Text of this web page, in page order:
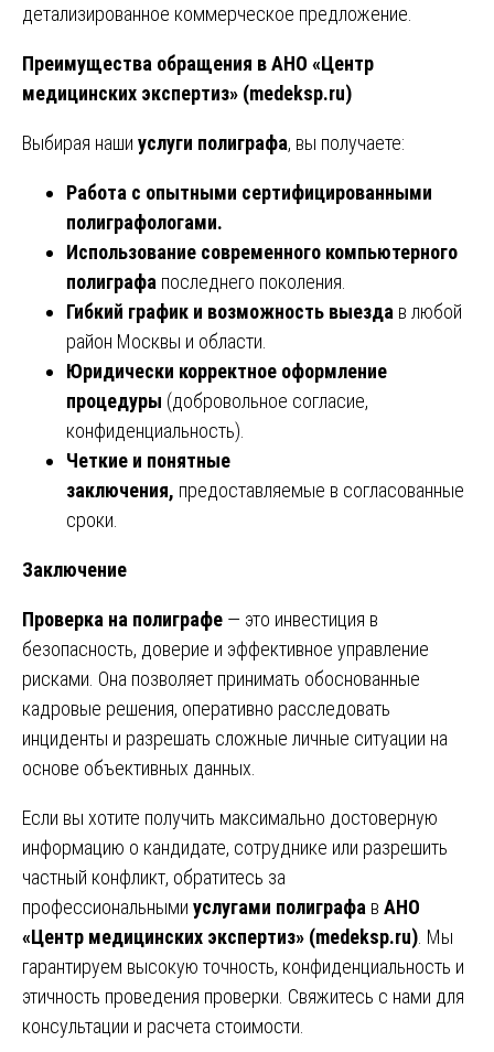
детализированное коммерческое предложение.
Преимущества обращения в АНО «Центр
медицинских экспертиз» (medeksp.ru)
Выбирая наши услуги полиграфа, вы получаете:
Работа с опытными сертифицированными
полиграфологами.
Использование современного компьютерного
полиграфа последнего поколения.
Гибкий график и возможность выезда в любой
район Москвы и области.
Юридически корректное оформление
процедуры (добровольное согласие,
конфиденциальность).
Четкие и понятные
заключения, предоставляемые в согласованные
сроки.
Заключение
Проверка на полиграфе — это инвестиция в
безопасность, доверие и эффективное управление
рисками. Она позволяет принимать обоснованные
кадровые решения, оперативно расследовать
инциденты и разрешать сложные личные ситуации на
основе объективных данных.
Если вы хотите получить максимально достоверную
информацию о кандидате, сотруднике или разрешить
частный конфликт, обратитесь за
профессиональными услугами полиграфа в АНО
«Центр медицинских экспертиз» (medeksp.ru) . Мы
гарантируем высокую точность, конфиденциальность и
этичность проведения проверки. Свяжитесь с нами для
консультации и расчета стоимости.